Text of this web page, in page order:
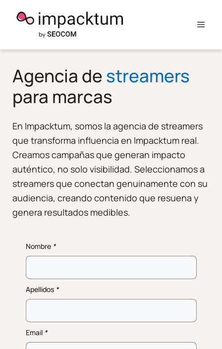
contenido
Agencia destreamers
para marcas
En Impacktum, somos la agencia de streamers
que transforma influencia en Impacktum real.
Creamos campañas que generan impacto
auténtico, no solo visibilidad. Seleccionamos a
streamers que conectan genuinamente con su
audiencia, creando contenido que resuena y
genera resultados medibles.
Nombre *
Apellidos *
Email *